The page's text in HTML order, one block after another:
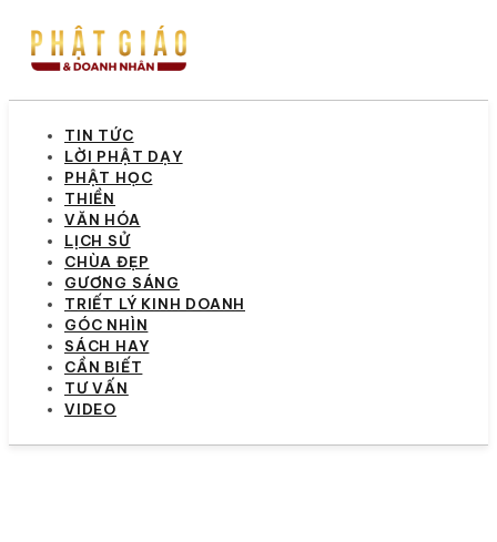
TIN TỨC
LỜI PHẬT DẠY
PHẬT HỌC
THIỀN
VĂN HÓA
LỊCH SỬ
CHÙA ĐẸP
GƯƠNG SÁNG
TRIẾT LÝ KINH DOANH
GÓC NHÌN
SÁCH HAY
CẦN BIẾT
TƯ VẤN
VIDEO